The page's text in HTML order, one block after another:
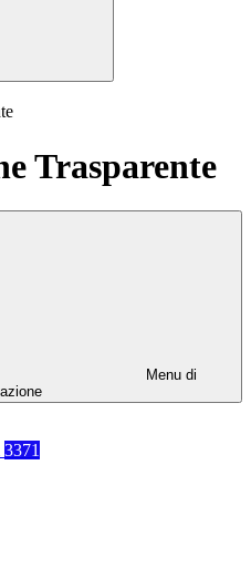
Trasparente
Menu di
3371